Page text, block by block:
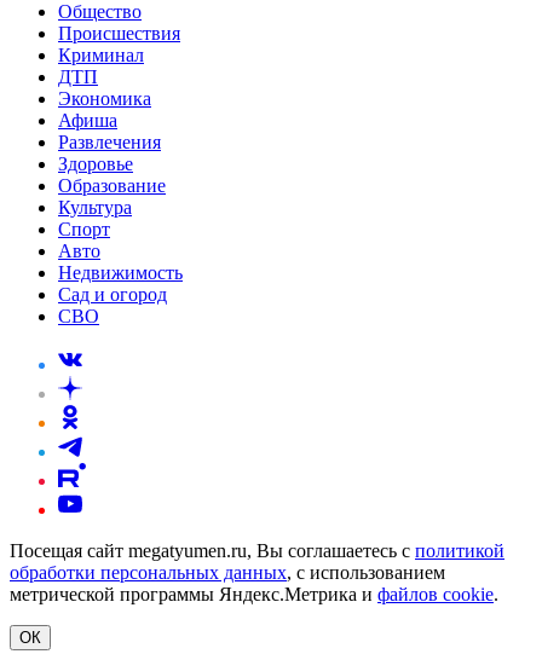
Общество
Происшествия
Криминал
ДТП
Экономика
Афиша
Развлечения
Здоровье
Образование
Культура
Спорт
Авто
Недвижимость
Сад и огород
СВО
Посещая сайт megatyumen.ru, Вы соглашаетесь с политикой
обработки персональных данных, с использованием
метрической программы Яндекс.Метрика и файлов cookie.
ОК